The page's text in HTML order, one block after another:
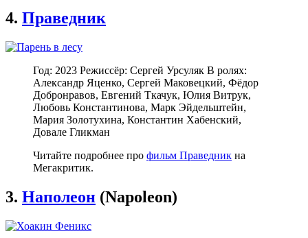
4. Праведник
Год: 2023 Режиссёр: Сергей Урсуляк В ролях:
Александр Яценко, Сергей Маковецкий, Фёдор
Добронравов, Евгений Ткачук, Юлия Витрук,
Любовь Константинова, Марк Эйдельштейн,
Мария Золотухина, Константин Хабенский,
Довале Гликман
Читайте подробнее про фильм Праведник на
Мегакритик.
3. Наполеон (Napoleon)